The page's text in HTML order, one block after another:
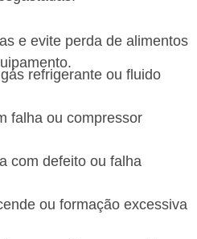
e evite perda de alimentos
refrigerante ou fluido
falha ou compressor
com defeito ou falha
ou formação excessiva